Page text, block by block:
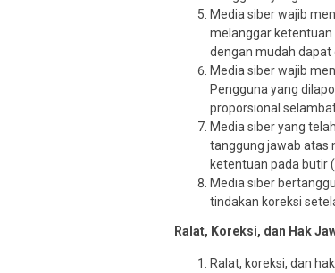
Media siber wajib
melanggar ketentuan
dengan mudah dapat
Media siber wajib
Pengguna yang
proporsional
Media siber yang
tanggung jawab atas
ketentuan pada butir
Media siber
tindakan koreksi
Ralat, Koreksi, dan Hak
Ralat, koreksi, dan